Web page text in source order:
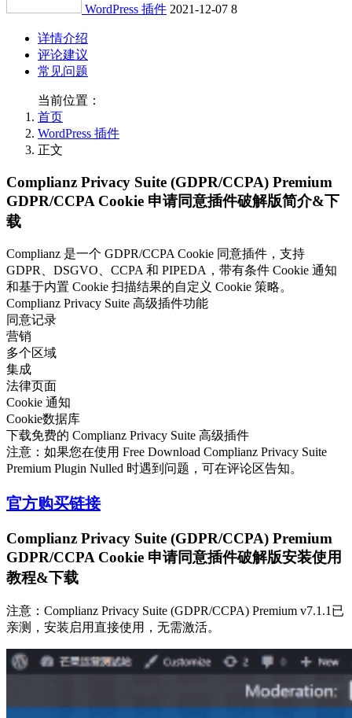
WordPress 插件 2021-12-07 8
详情介绍
评论建议
常见问题
当前位置：
首页
WordPress 插件
正文
Complianz Privacy Suite (GDPR/CCPA) Premium
GDPR/CCPA Cookie 申请同意插件破解版简介&下
载
Complianz 是一个 GDPR/CCPA Cookie 同意插件，支持
GDPR、DSGVO、CCPA 和 PIPEDA，带有条件 Cookie 通知
和基于内置 Cookie 扫描结果的自定义 Cookie 策略。
Complianz Privacy Suite 高级插件功能
同意记录
营销
多个区域
集成
法律页面
Cookie 通知
Cookie数据库
下载免费的 Complianz Privacy Suite 高级插件
注意：如果您在使用 Free Download Complianz Privacy Suite
Premium Plugin Nulled 时遇到问题，可在评论区告知。
官方购买链接
Complianz Privacy Suite (GDPR/CCPA) Premium
GDPR/CCPA Cookie 申请同意插件破解版安装使用
教程&下载
注意：Complianz Privacy Suite (GDPR/CCPA) Premium v7.1.1已
亲测，安装启用直接使用，无需激活。